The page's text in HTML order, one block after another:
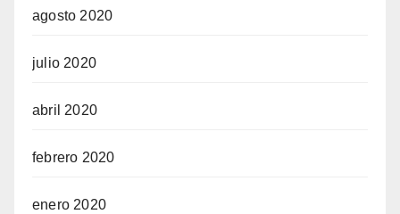
agosto 2020
julio 2020
abril 2020
febrero 2020
enero 2020